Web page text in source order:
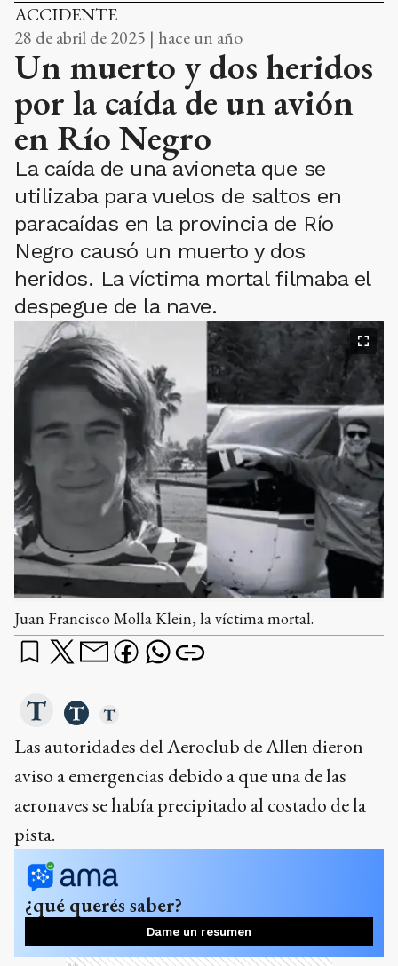
ACCIDENTE
28 de abril de 2025 | hace un año
Un muerto y dos heridos
por la caída de un avión
en Río Negro
La caída de una avioneta que se
utilizaba para vuelos de saltos en
paracaídas en la provincia de Río
Negro causó un muerto y dos
heridos. La víctima mortal filmaba el
despegue de la nave.
Juan Francisco Molla Klein, la víctima mortal.
Las autoridades del Aeroclub de Allen dieron
aviso a emergencias debido a que una de las
aeronaves se había precipitado al costado de la
pista.
¿qué querés saber?
Dame un resumen
Ads